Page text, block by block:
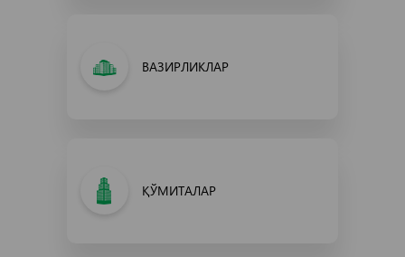
ВАЗИРЛИКЛАР
ҚЎМИТАЛАР